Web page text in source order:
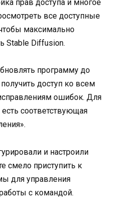
прав доступа и многое
все доступные
максимально
Stable Diffusion.
программу до
доступ ко всем
ошибок. Для
соответствующая
и настроили
смело приступить к
для управления
с командой.